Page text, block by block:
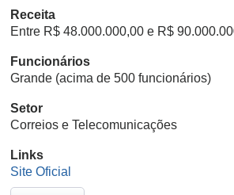
Receita
Entre R$ 48.000.000,00 e R$
Funcionários
Grande (acima de 500 funcionários)
Setor
Correios e Telecomunicações
Links
Site Oficial